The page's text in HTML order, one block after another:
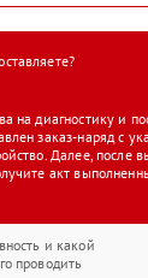
на диагностику и
заказ-наряд с
Далее, после
акт
и какой
проводить